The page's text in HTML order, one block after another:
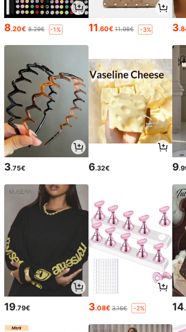
8.20€ 8.29€ -1% 11.60€ 11.98€ -3% 3
3.75€ 6.32€ 9
19.79€ 3.08€ 3.16€ -2% 14